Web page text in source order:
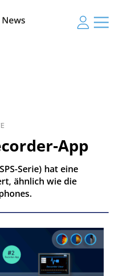
App
Serie) hat eine
ähnlich wie die